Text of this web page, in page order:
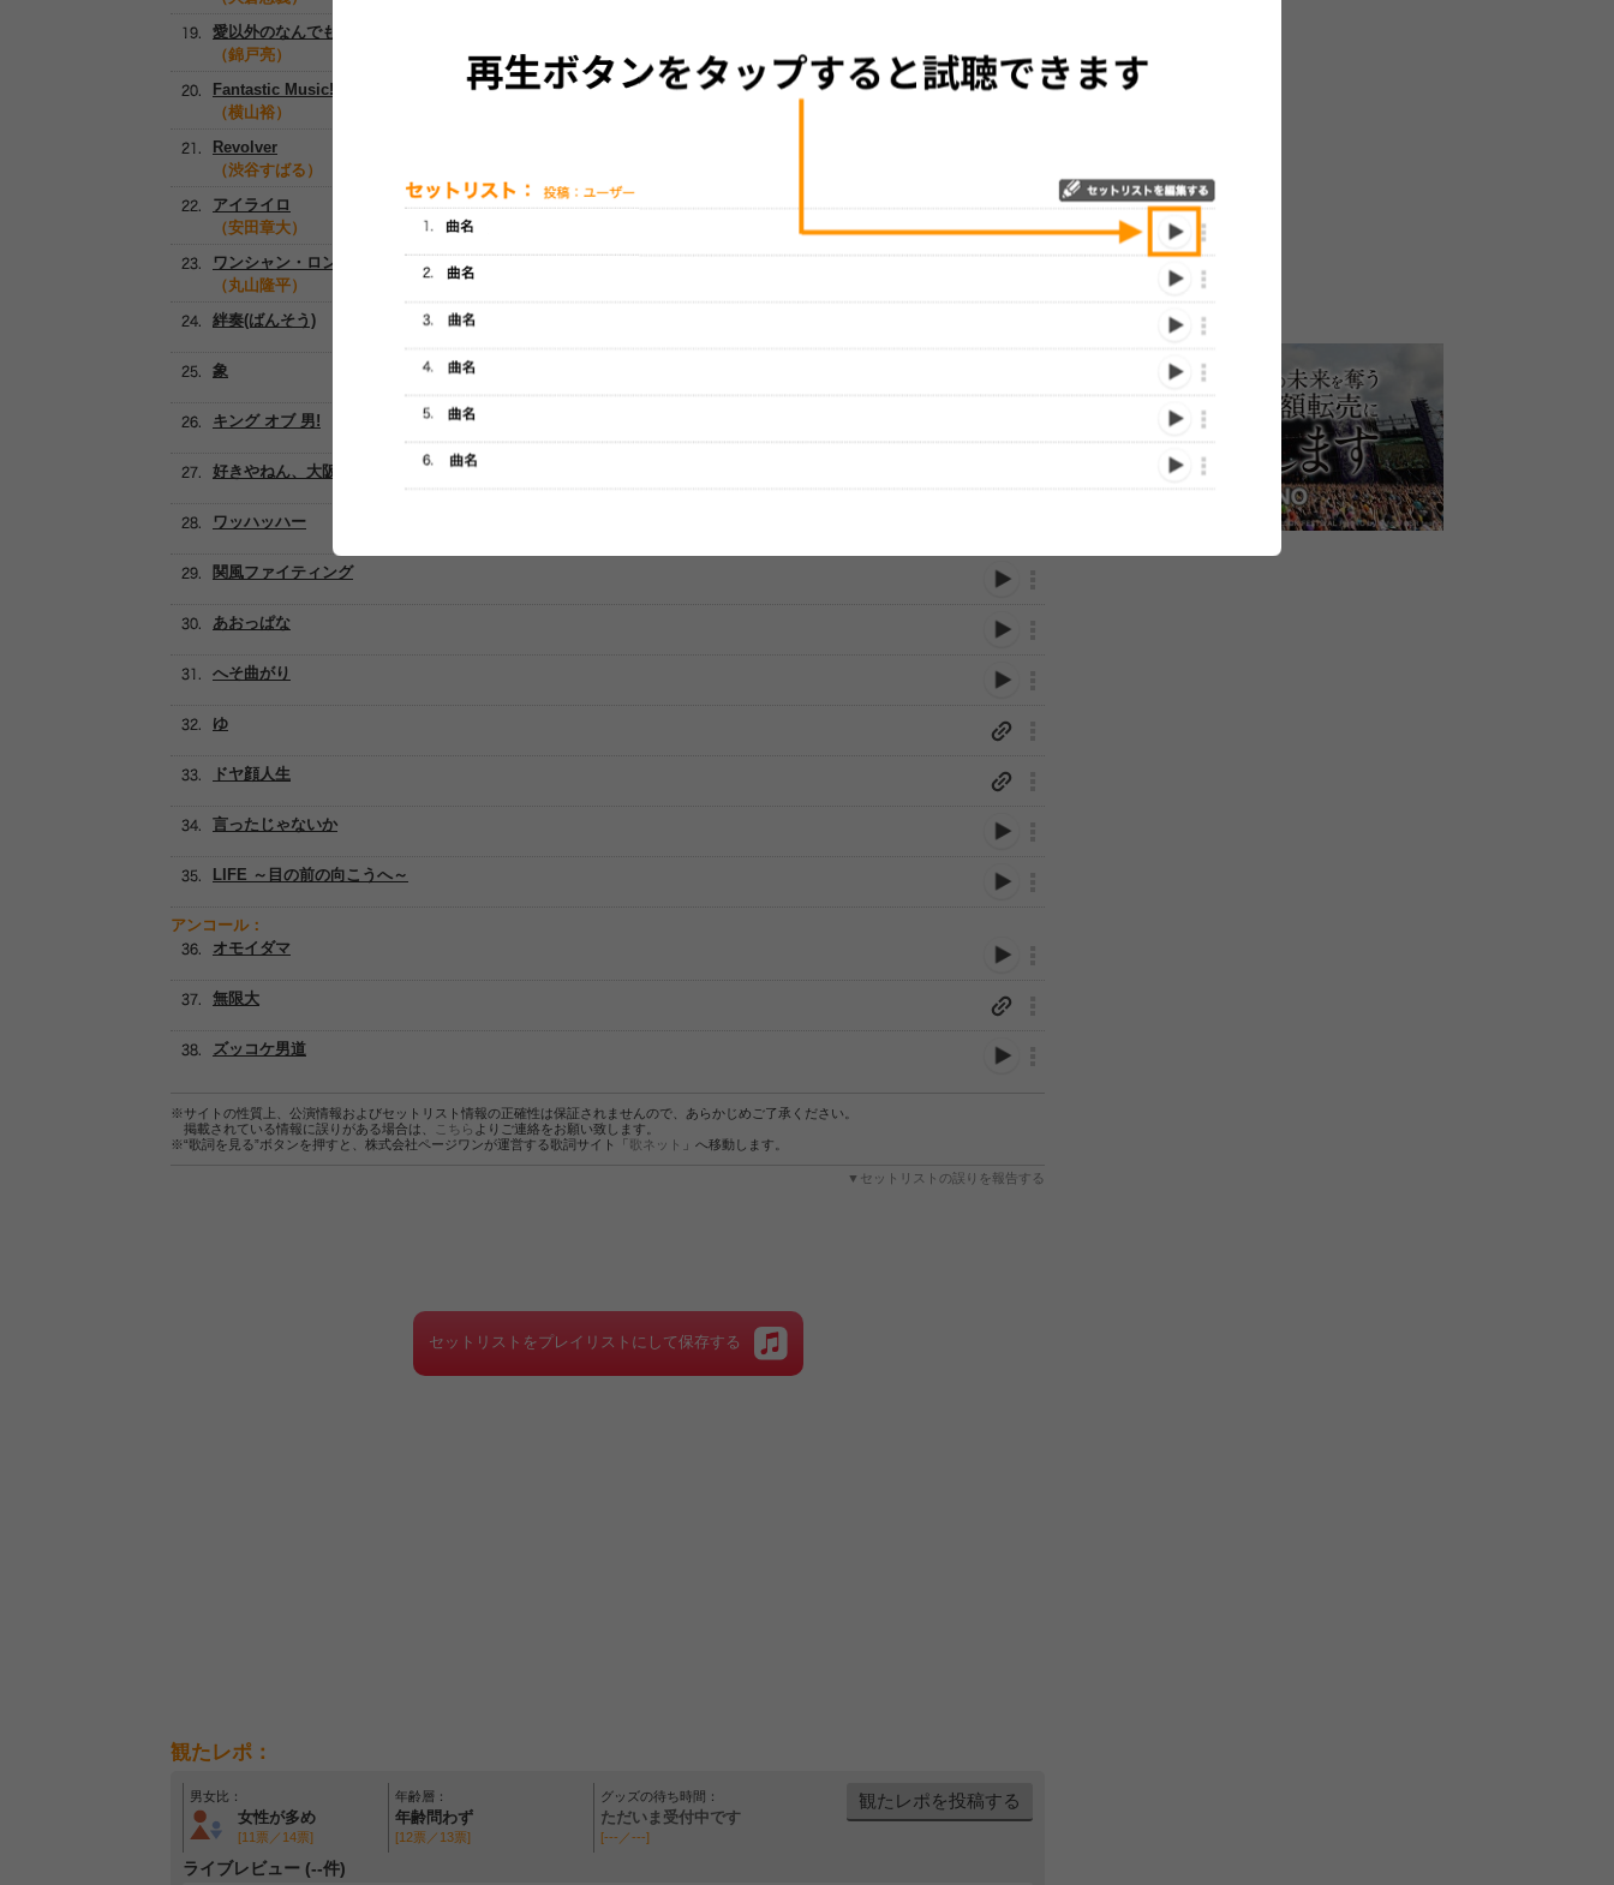
愛以外のなんでもない
（錦戸亮）
Fantastic Music!
（横山裕）
Revolver
（渋谷すばる）
アイライロ
（安田章大）
ワンシャン・ロンピン
（丸山隆平）
絆奏(ばんそう)
象
キング オブ 男!
好きやねん、大阪。
ワッハッハー
関風ファイティング
あおっぱな
へそ曲がり
ゆ
ドヤ顔人生
言ったじゃないか
LIFE ～目の前の向こうへ～
アンコール：
オモイダマ
無限大
ズッコケ男道
※サイトの性質上、公演情報およびセットリスト情報の正確性は保証されませんので、あらかじめご了承ください。
掲載されている情報に誤りがある場合は、
こちら よりご連絡をお願い致します。
※“歌詞を見る”ボタンを押すと、株式会社ページワンが運営する歌詞サイト「歌ネット 」へ移動します。
▼セットリストの誤りを報告する
セットリストをプレイリストにして保存する
観たレポ：
男女比：
女性が多め
[11票／14票]
年齢層：
年齢問わず
[12票／13票]
グッズの待ち時間：
ただいま受付中です
[---／---]
観たレポを投稿する
ライブレビュー (--件)